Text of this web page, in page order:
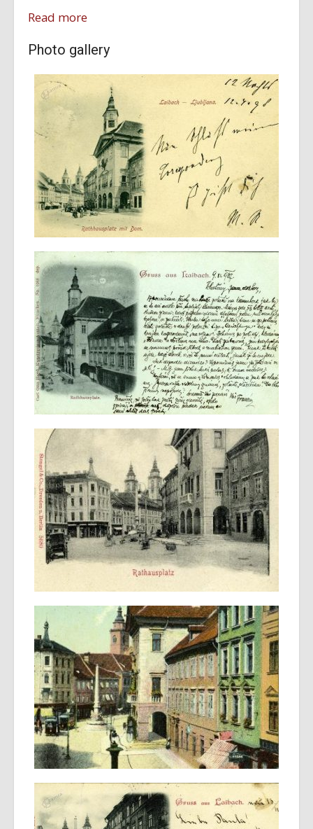
Read more
Photo gallery